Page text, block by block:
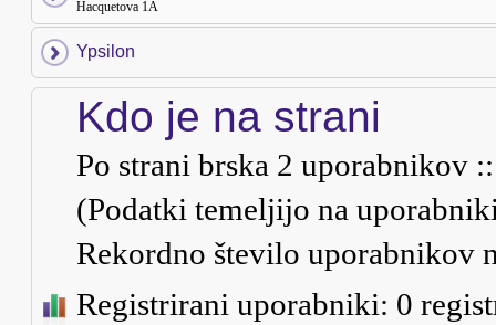
Hacquetova 1A
Ypsilon
Kdo je na strani
Po strani brska 2 uporabnikov
(Podatki temeljijo na
Rekordno število uporabnikov
Registrirani uporabniki: 0